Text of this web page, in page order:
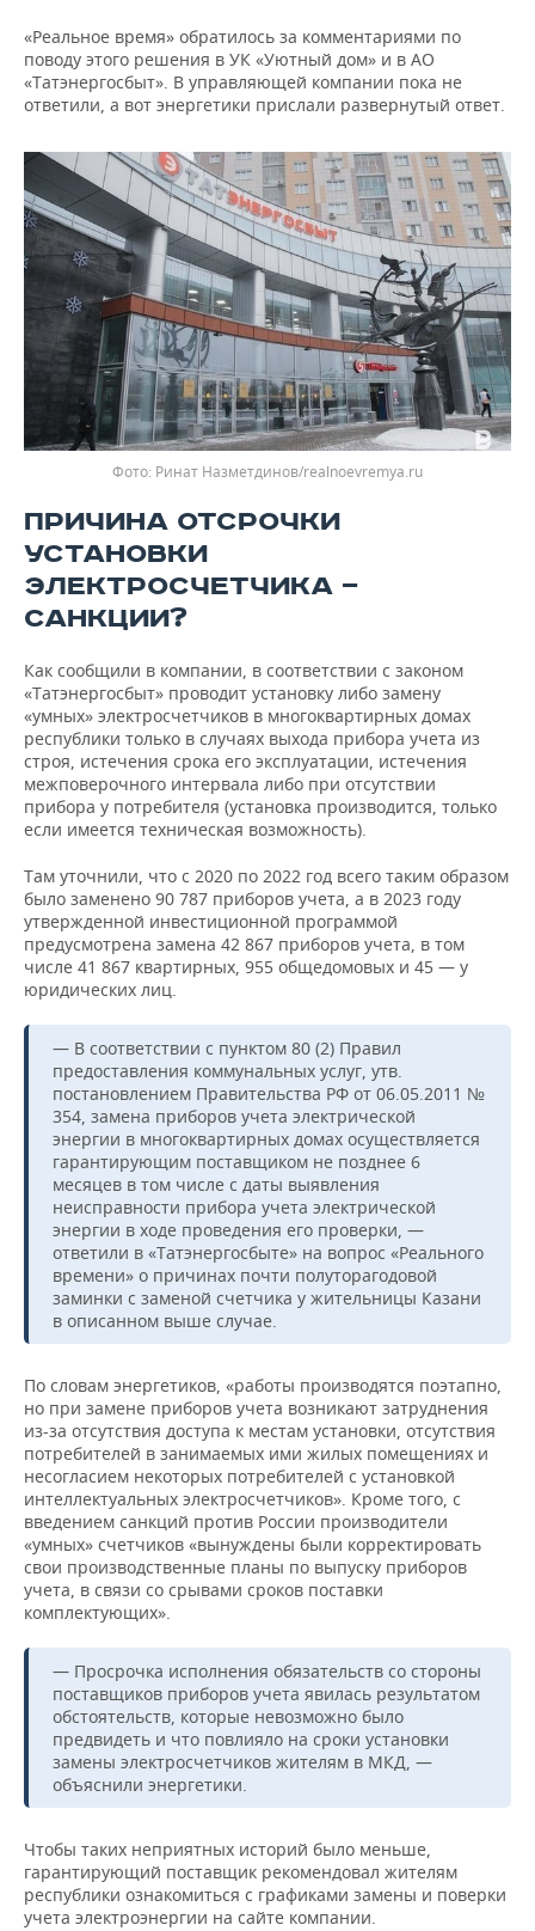
«Реальное время» обратилось за комментариями по
поводу этого решения в УК «Уютный дом» и в АО
«Татэнергосбыт». В управляющей компании пока не
ответили, а вот энергетики прислали развернутый ответ.
Фото: Ринат Назметдинов/realnoevremya.ru
ПРИЧИНА ОТСРОЧКИ
УСТАНОВКИ
ЭЛЕКТРОСЧЕТЧИКА —
САНКЦИИ?
Как сообщили в компании, в соответствии с законом
«Татэнергосбыт» проводит установку либо замену
«умных» электросчетчиков в многоквартирных домах
республики только в случаях выхода прибора учета из
строя, истечения срока его эксплуатации, истечения
межповерочного интервала либо при отсутствии
прибора у потребителя (установка производится, только
если имеется техническая возможность).
Там уточнили, что с 2020 по 2022 год всего таким образом
было заменено 90 787 приборов учета, а в 2023 году
утвержденной инвестиционной программой
предусмотрена замена 42 867 приборов учета, в том
числе 41 867 квартирных, 955 общедомовых и 45 — у
юридических лиц.
— В соответствии с пунктом 80 (2) Правил
предоставления коммунальных услуг, утв.
постановлением Правительства РФ от 06.05.2011 №
354, замена приборов учета электрической
энергии в многоквартирных домах осуществляется
гарантирующим поставщиком не позднее 6
месяцев в том числе с даты выявления
неисправности прибора учета электрической
энергии в ходе проведения его проверки, —
ответили в «Татэнергосбыте» на вопрос «Реального
времени» о причинах почти полуторагодовой
заминки с заменой счетчика у жительницы Казани
в описанном выше случае.
По словам энергетиков, «работы производятся поэтапно,
но при замене приборов учета возникают затруднения
из-за отсутствия доступа к местам установки, отсутствия
потребителей в занимаемых ими жилых помещениях и
несогласием некоторых потребителей с установкой
интеллектуальных электросчетчиков». Кроме того, с
введением санкций против России производители
«умных» счетчиков «вынуждены были корректировать
свои производственные планы по выпуску приборов
учета, в связи со срывами сроков поставки
комплектующих».
— Просрочка исполнения обязательств со стороны
поставщиков приборов учета явилась результатом
обстоятельств, которые невозможно было
предвидеть и что повлияло на сроки установки
замены электросчетчиков жителям в МКД, —
объяснили энергетики.
Чтобы таких неприятных историй было меньше,
гарантирующий поставщик рекомендовал жителям
республики ознакомиться с графиками замены и поверки
учета электроэнергии на сайте компании.